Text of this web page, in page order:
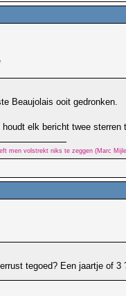
Beaujolais ooit gedronken.
elk bericht twee sterren
men volstrekt niks te zeggen (Marc
tegoed? Een jaartje of 3